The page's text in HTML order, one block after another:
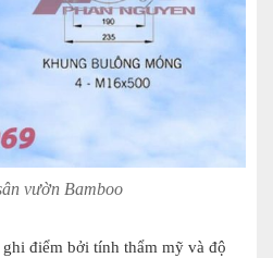
vườn Bamboo
điểm bởi tính thẩm mỹ và độ